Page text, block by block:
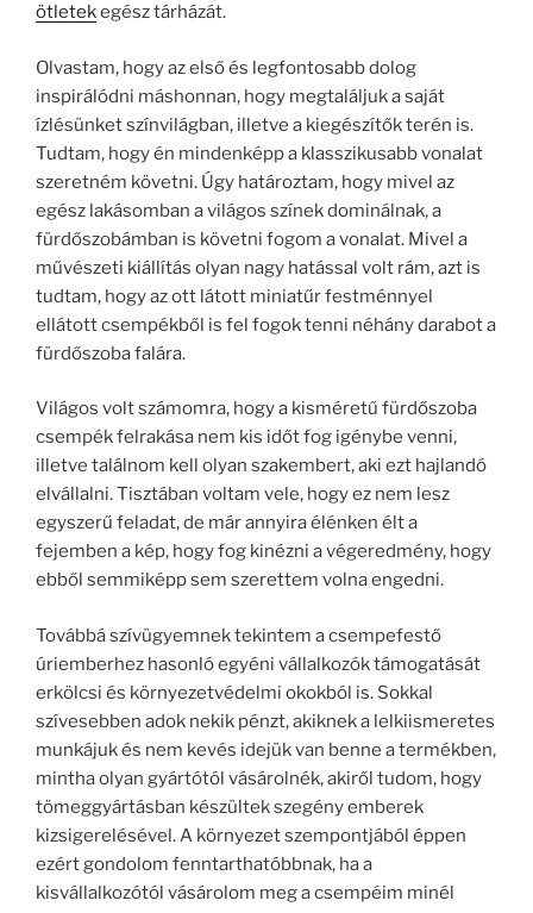
ötletekegész tárházát.
Olvastam, hogy az első és legfontosabb dolog
inspirálódni máshonnan, hogy megtaláljuk a saját
ízlésünket színvilágban, illetve a kiegészítők terén is.
Tudtam, hogy én mindenképp a klasszikusabb vonalat
szeretném követni. Úgy határoztam, hogy mivel az
egész lakásomban a világos színek dominálnak, a
fürdőszobámban is követni fogom a vonalat. Mivel a
művészeti kiállítás olyan nagy hatással volt rám, azt is
tudtam, hogy az ott látott miniatűr festménnyel
ellátott csempékből is fel fogok tenni néhány darabot a
fürdőszoba falára.
Világos volt számomra, hogy a kisméretű fürdőszoba
csempék felrakása nem kis időt fog igénybe venni,
illetve találnom kell olyan szakembert, aki ezt hajlandó
elvállalni. Tisztában voltam vele, hogy ez nem lesz
egyszerű feladat, de már annyira élénken élt a
fejemben a kép, hogy fog kinézni a végeredmény, hogy
ebből semmiképp sem szerettem volna engedni.
Továbbá szívügyemnek tekintem a csempefestő
úriemberhez hasonló egyéni vállalkozók támogatását
erkölcsi és környezetvédelmi okokból is. Sokkal
szívesebben adok nekik pénzt, akiknek a lelkiismeretes
munkájuk és nem kevés idejük van benne a termékben,
mintha olyan gyártótól vásárolnék, akiről tudom, hogy
tömeggyártásban készültek szegény emberek
kizsigerelésével. A környezet szempontjából éppen
ezért gondolom fenntarthatóbbnak, ha a
kisvállalkozótól vásárolom meg a csempéim minél